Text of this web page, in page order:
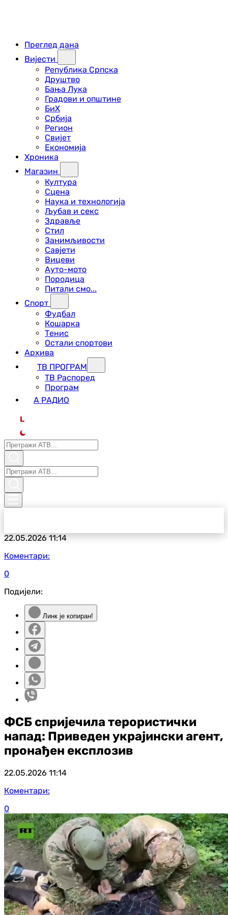
Преглед дана
Вијести
Република Српска
Друштво
Бања Лука
Градови и општине
БиХ
Србија
Регион
Свијет
Економија
Хроника
Магазин
Култура
Сцена
Наука и технологија
Љубав и секс
Здравље
Стил
Занимљивости
Савјети
Вицеви
Ауто-мото
Породица
Питали смо...
Спорт
Фудбал
Кошарка
Тенис
Остали спортови
Архива
ТВ ПРОГРАМ
ТВ Распоред
Програм
А РАДИО
L
22.05.202611:14
Коментари:
0
Подијели:
Линк је копиран!
ФСБ спријечила терористички
напад: Приведен украјински агент,
пронађен експлозив
22.05.2026 11:14
Коментари:
0